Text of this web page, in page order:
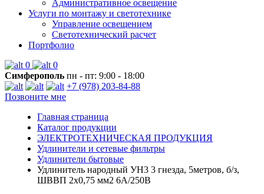
Административное освещение
Услуги по монтажу и светотехнике
Управление освещением
Светотехнический расчет
Портфолио
0
0
Симферополь пн - пт: 9:00 - 18:00
+7 (978) 203-84-88
Позвоните мне
Главная страница
Каталог продукции
ЭЛЕКТРОТЕХНИЧЕСКАЯ ПРОДУКЦИЯ
Удлинители и сетевые фильтры
Удлинители бытовые
Удлинитель народный УН3 3 гнезда, 5метров, б/з,
ШВВП 2х0,75 мм2 6А/250В